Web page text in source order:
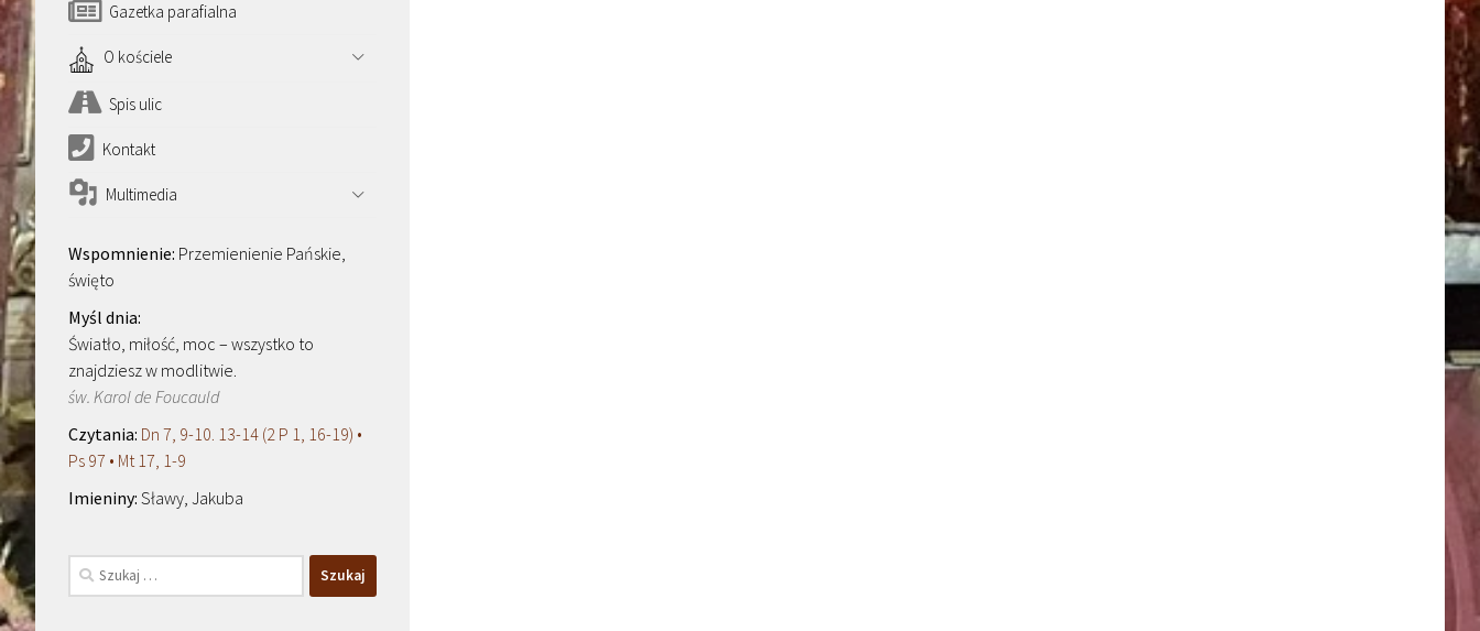
Gazetka parafialna
O kościele
Spis ulic
Kontakt
Multimedia
Przemienienie Pańskie,
święto
Światło, miłość, moc – wszystko to
znajdziesz w modlitwie.
św. Karol de Foucauld
Dn 7, 9-10. 13-14 (2 P 1, 16-19) •
Ps 97 • Mt 17, 1-9
Sławy, Jakuba
Szukaj: